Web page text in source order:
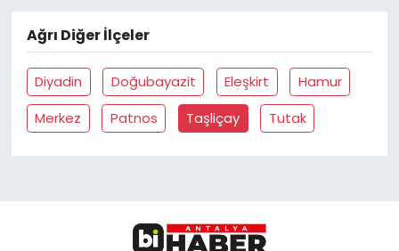
Ağrı Diğer İlçeler
Diyadin Doğubayazit Eleşkirt
Hamur
Merkez
Patnos Taşliçay Tutak